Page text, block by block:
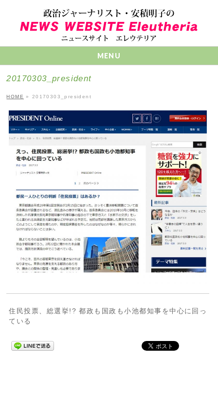
MENU
20170303_president
HOME » 20170303_president
住民投票、総選挙!? 都政も国政も小池都知事を中心に回っ
ている